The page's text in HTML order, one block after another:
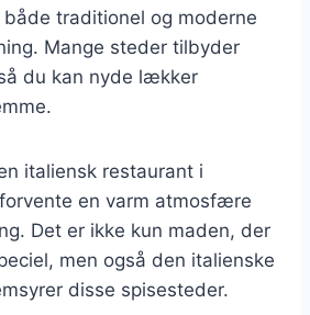
traditionel og moderne
Mange steder tilbyder
du kan nyde lækker
italiensk restaurant i
en varm atmosfære
Det er ikke kun maden, der
men også den italienske
disse spisesteder.